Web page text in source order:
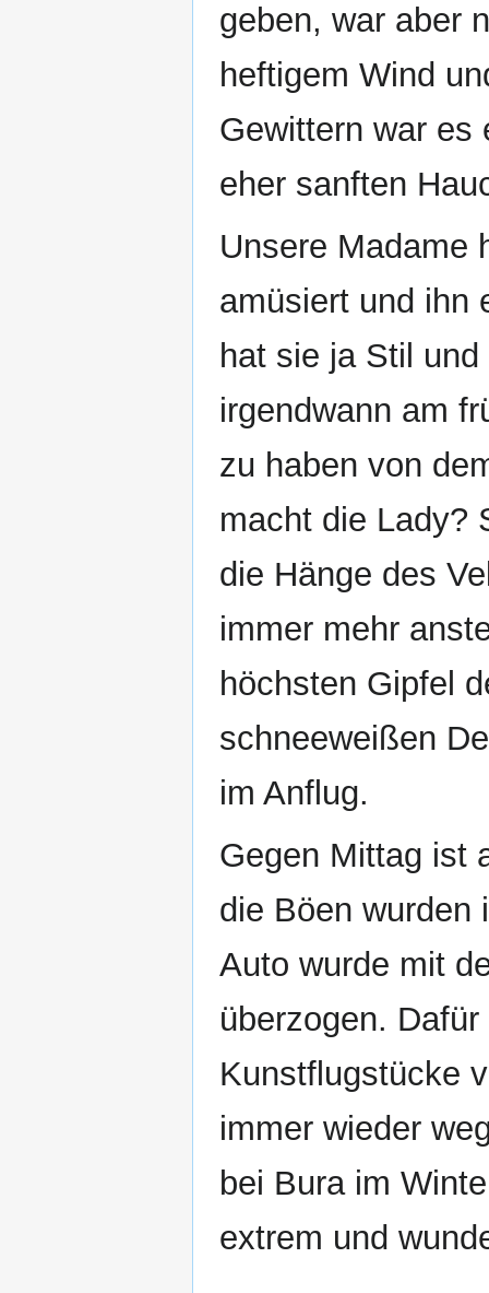
geben, war aber
heftigem Wind
Gewittern war es
eher sanften
Unsere Madame
amüsiert und ihn
hat sie ja Stil
irgendwann am
zu haben von
macht die Lady?
die Hänge des
immer mehr
höchsten Gipfel
schneeweißen
im Anflug.
Gegen Mittag ist
die Böen wurden
Auto wurde mit
überzogen.
Kunstflugstücke
immer wieder
bei Bura im
extrem und